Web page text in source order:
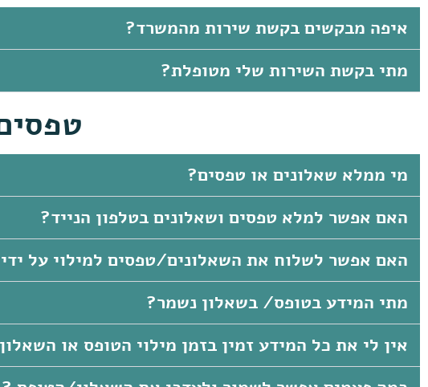
איפה מבקשים בקשת שירות מהמשרד?
מתי בקשת השירות שלי מטופלת?
מי ממלא שאלונים או טפסים?
האם אפשר למלא טפסים ושאלונים בטלפון הנייד?
האם אפשר לשלוח את השאלונים/טפסים למילוי על
מתי המידע בטופס/ בשאלון נשמר?
אין לי את כל המידע זמין בזמן מילוי הטופס או